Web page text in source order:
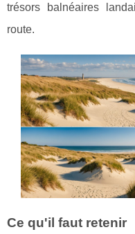
trésors balnéaires
route.
Ce qu'il faut retenir